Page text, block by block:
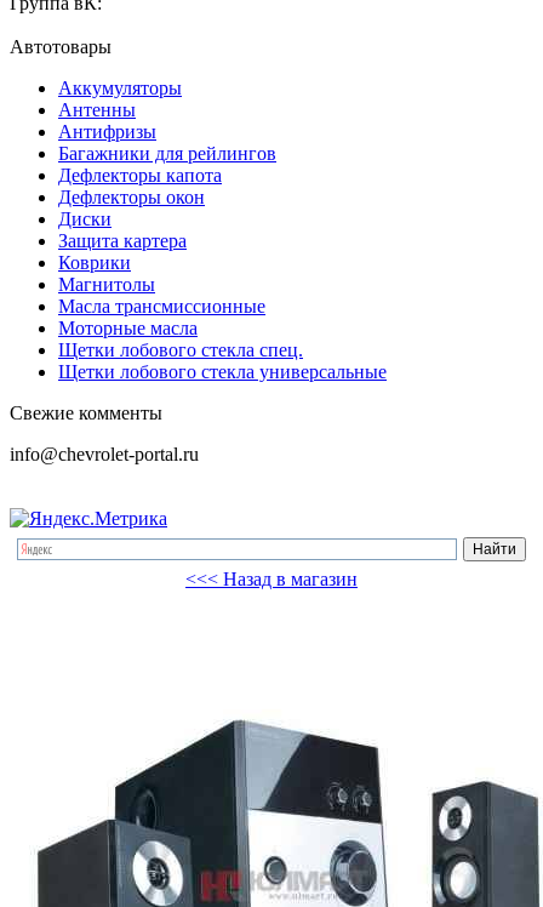
Автотовары
Аккумуляторы
Антенны
Антифризы
Багажники для рейлингов
Дефлекторы капота
Дефлекторы окон
Диски
Защита картера
Коврики
Магнитолы
Масла трансмиссионные
Моторные масла
Щетки лобового стекла спец.
Щетки лобового стекла универсальные
Свежие комменты
info@chevrolet-portal.ru
<<< Назад в магазин